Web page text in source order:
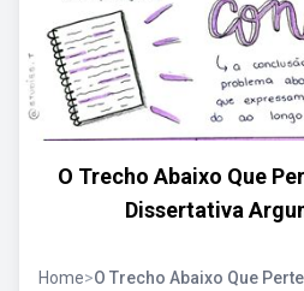
O Trecho Abaixo Que
Dissertativa
Home>O Trecho Abaixo Que